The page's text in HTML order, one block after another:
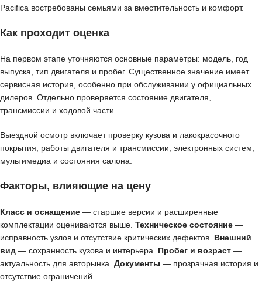
Pacifica востребованы семьями за вместительность и комфорт.
Как проходит оценка
На первом этапе уточняются основные параметры: модель, год
выпуска, тип двигателя и пробег. Существенное значение имеет
сервисная история, особенно при обслуживании у официальных
дилеров. Отдельно проверяется состояние двигателя,
трансмиссии и ходовой части.
Выездной осмотр включает проверку кузова и лакокрасочного
покрытия, работы двигателя и трансмиссии, электронных систем,
мультимедиа и состояния салона.
Факторы, влияющие на цену
Класс и оснащение — старшие версии и расширенные
комплектации оцениваются выше. Техническое состояние —
исправность узлов и отсутствие критических дефектов. Внешний
вид — сохранность кузова и интерьера. Пробег и возраст —
актуальность для авторынка. Документы — прозрачная история и
отсутствие ограничений.